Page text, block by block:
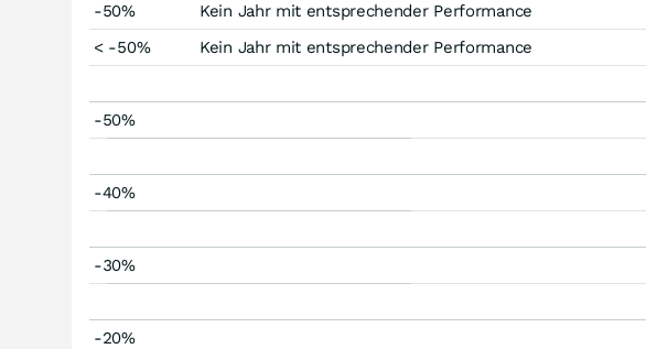
-50%
Kein Jahr mit entsprechender Performance
< -50%
Kein Jahr mit entsprechender Performance
-50%
-40%
-30%
-20%